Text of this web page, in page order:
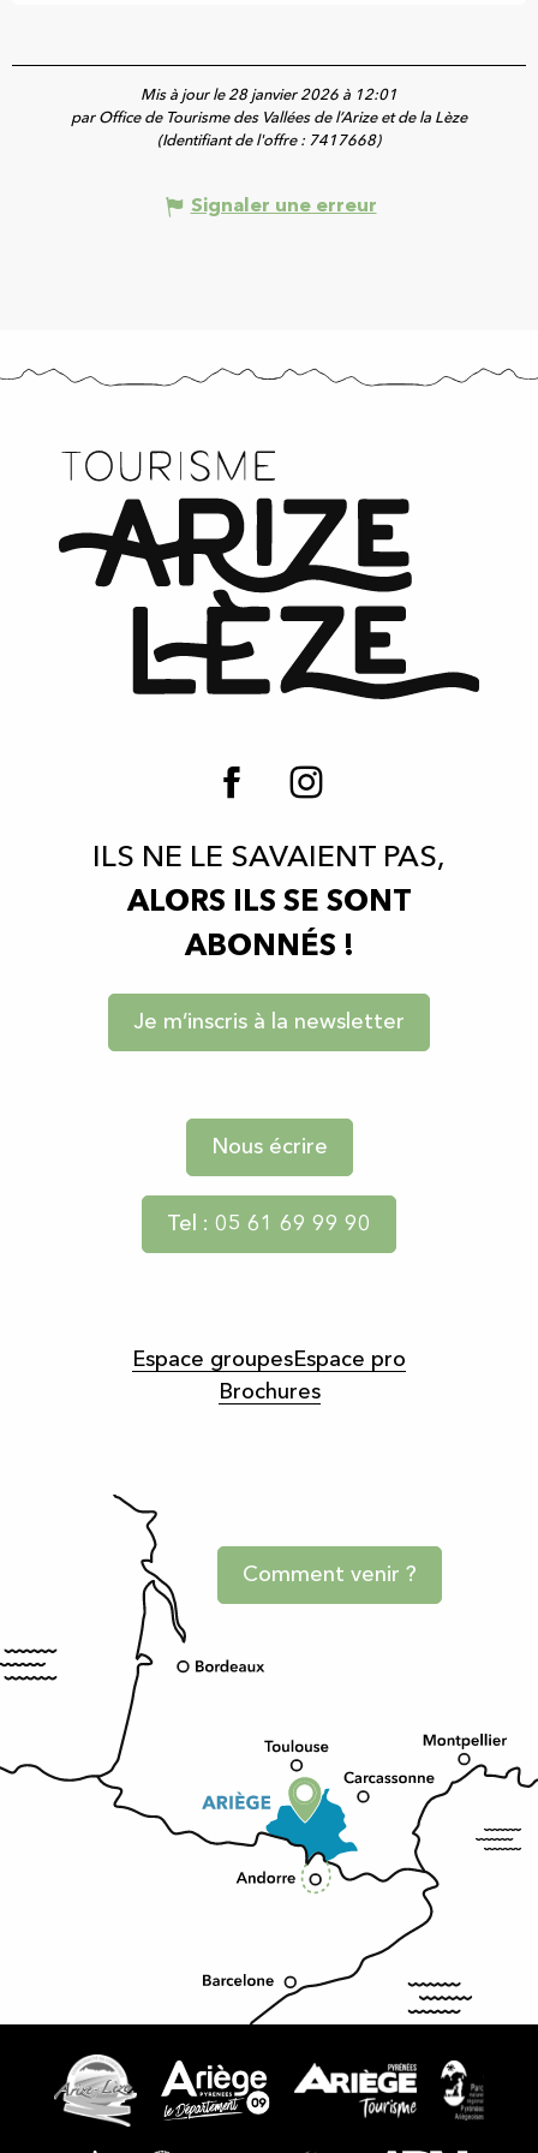
Mis à jour le 28 janvier 2026 à 12:01
par Office de Tourisme des Vallées de l’Arize et de la Lèze
(Identifiant de l'offre : 7417668)
Signaler une erreur
ILS NE LE SAVAIENT PAS,
ALORS ILS SE SONT
ABONNÉS !
Je m’inscris à la newsletter
Nous écrire
Tel : 05 61 69 99 90
Espace groupesEspace pro
Brochures
Comment venir ?